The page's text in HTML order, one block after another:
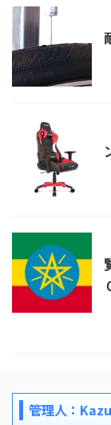
管理人：Kazu